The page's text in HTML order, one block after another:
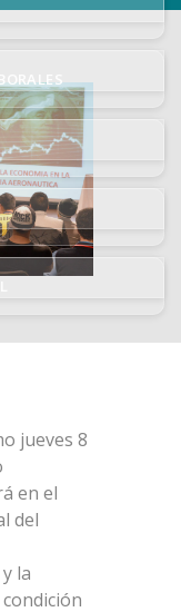
jueves 8
en el
del
la